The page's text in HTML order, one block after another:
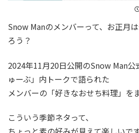
Snow Manのメンバーって、お正月
ろう？
2024年11月20日公開のSnow Man
ゅーぶ」内トークで語られた
メンバーの「好きなおせち料理」を
こういう季節ネタって、